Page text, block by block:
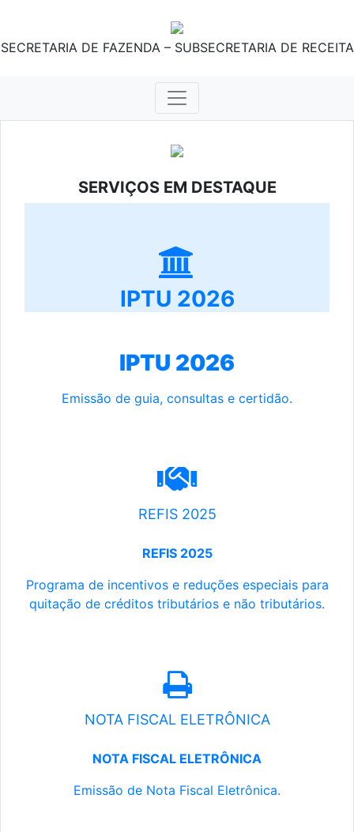
SECRETARIA DE FAZENDA – SUBSECRETARIA DE RECEITA
SERVIÇOS EM DESTAQUE
IPTU 2026
IPTU 2026
Emissão de guia, consultas e certidão.
REFIS 2025
REFIS 2025
Programa de incentivos e reduções especiais para
quitação de créditos tributários e não tributários.
NOTA FISCAL ELETRÔNICA
NOTA FISCAL ELETRÔNICA
Emissão de Nota Fiscal Eletrônica.